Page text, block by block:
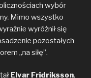
wybór
Mimo wszystko
wyróżnił się
pozostałych
„na siłę”.
Elvar Fridriksson.